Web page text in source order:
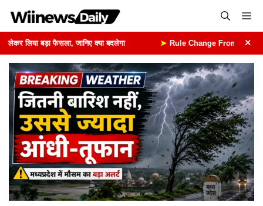
content
लिया बड़ा फैसला, जानिए क्या बदलेगा Rule Change From 1st ×